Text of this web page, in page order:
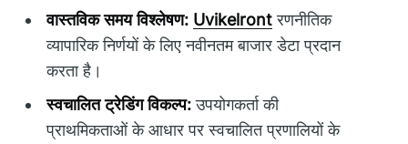
वास्तविक समय विश्लेषण: Uvikelrontरणनीतिक
व्यापारिक निर्णयों के लिए नवीनतम बाजार डेटा प्रदान
करता है।
स्वचालित ट्रेडिंग विकल्प:उपयोगकर्ता की
प्राथमिकताओं के आधार पर स्वचालित प्रणालियों के